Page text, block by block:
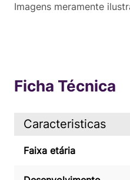
Imagens meramente
Ficha Técnica
Caracteristicas
Faixa etária